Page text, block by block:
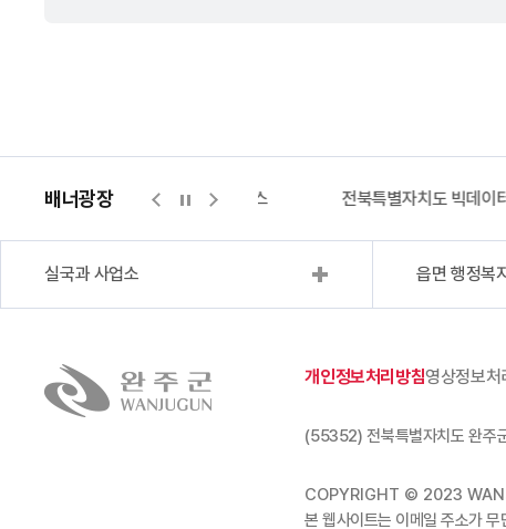
배너광장
지적측량바로처리센터 위택스 전북특별자치도 빅데이
실국과 사업소 읍면 행정복
개인정보처리방침영상정보처
(55352) 전북특별자치도 완주
COPYRIGHT © 2023
본 웹사이트는 이메일 주소가